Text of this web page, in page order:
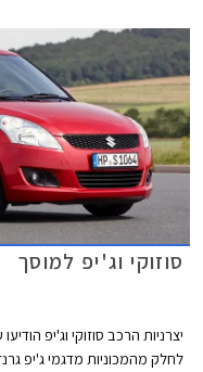
סוזוקי וג'יפ למוסך
לחלק מהמכוניות מדגמי ג'יפ